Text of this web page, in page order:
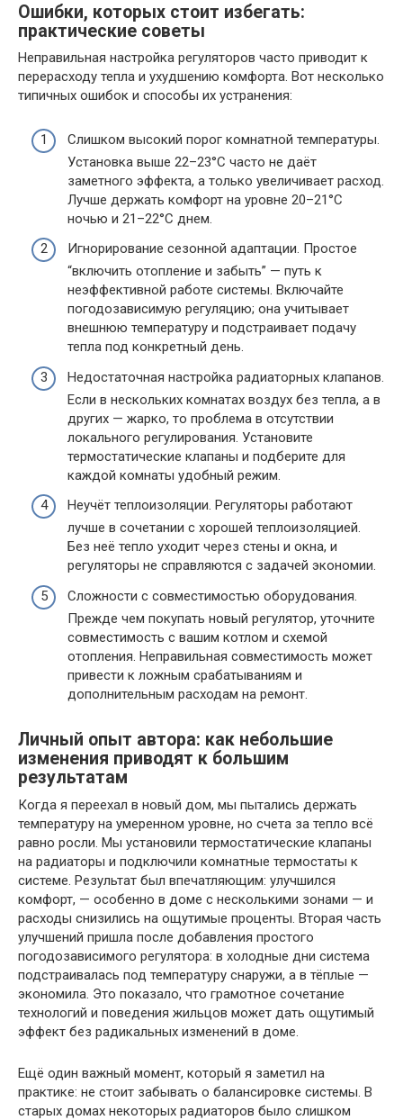
Ошибки, которых стоит избегать:
практические советы
Неправильная настройка регуляторов часто приводит к
перерасходу тепла и ухудшению комфорта. Вот несколько
типичных ошибок и способы их устранения:
Слишком высокий порог комнатной температуры.
Установка выше 22–23°C часто не даёт
заметного эффекта, а только увеличивает расход.
Лучше держать комфорт на уровне 20–21°C
ночью и 21–22°C днем.
Игнорирование сезонной адаптации. Простое
“включить отопление и забыть” — путь к
неэффективной работе системы. Включайте
погодозависимую регуляцию; она учитывает
внешнюю температуру и подстраивает подачу
тепла под конкретный день.
Недостаточная настройка радиаторных клапанов.
Если в нескольких комнатах воздух без тепла, а в
других — жарко, то проблема в отсутствии
локального регулирования. Установите
термостатические клапаны и подберите для
каждой комнаты удобный режим.
Неучёт теплоизоляции. Регуляторы работают
лучше в сочетании с хорошей теплоизоляцией.
Без неё тепло уходит через стены и окна, и
регуляторы не справляются с задачей экономии.
Сложности с совместимостью оборудования.
Прежде чем покупать новый регулятор, уточните
совместимость с вашим котлом и схемой
отопления. Неправильная совместимость может
привести к ложным срабатываниям и
дополнительным расходам на ремонт.
Личный опыт автора: как небольшие
изменения приводят к большим
результатам
Когда я переехал в новый дом, мы пытались держать
температуру на умеренном уровне, но счета за тепло всё
равно росли. Мы установили термостатические клапаны
на радиаторы и подключили комнатные термостаты к
системе. Результат был впечатляющим: улучшился
комфорт, — особенно в доме с несколькими зонами — и
расходы снизились на ощутимые проценты. Вторая часть
улучшений пришла после добавления простого
погодозависимого регулятора: в холодные дни система
подстраивалась под температуру снаружи, а в тёплые —
экономила. Это показало, что грамотное сочетание
технологий и поведения жильцов может дать ощутимый
эффект без радикальных изменений в доме.
Ещё один важный момент, который я заметил на
практике: не стоит забывать о балансировке системы. В
старых домах некоторых радиаторов было слишком